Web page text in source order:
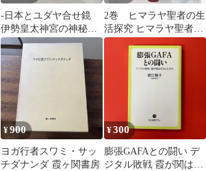
-日本とユダヤ合せ鏡
伊勢皇太神宮の神秘
岡本安出 霞ヶ関書房
2巻 ヒマラヤ聖者の生
活探究 ヒマラヤ聖者の
生活探求
¥900
ヨガ行者スワミ・サッ
チダナンダ 霞ヶ関書房
¥300
膨張GAFAとの闘い デ
ジタル敗戦 霞が関は何